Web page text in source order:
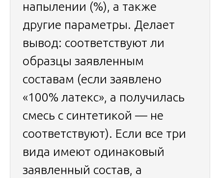
напылении (%), а также
другие параметры. Делает
вывод: соответствуют ли
образцы заявленным
составам (если заявлено
«100% латекс», а получилась
смесь с синтетикой — не
соответствуют). Если все три
вида имеют одинаковый
заявленный состав, а